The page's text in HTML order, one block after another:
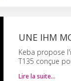
UNE IHM
Keba propose
T135 conçue
Lire la suite…